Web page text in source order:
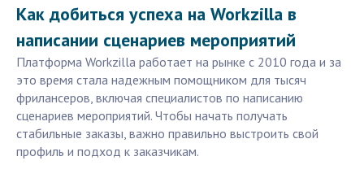
Как добиться успеха на Workzilla в
написании сценариев мероприятий
Платформа Workzilla работает на рынке с 2010 года и за
это время стала надежным помощником для тысяч
фрилансеров, включая специалистов по написанию
сценариев мероприятий. Чтобы начать получать
стабильные заказы, важно правильно выстроить свой
профиль и подход к заказчикам.